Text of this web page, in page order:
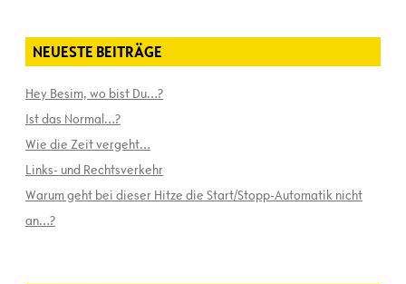
NEUESTE BEITRÄGE
Hey Besim, wo bist Du…?
Ist das Normal…?
Wie die Zeit vergeht…
Links- und Rechtsverkehr
Warum geht bei dieser Hitze die Start/Stopp-Automatik nicht
an…?